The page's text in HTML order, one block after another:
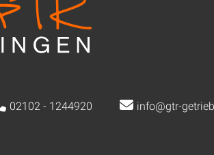
02102 - 1244920 info@gtr-